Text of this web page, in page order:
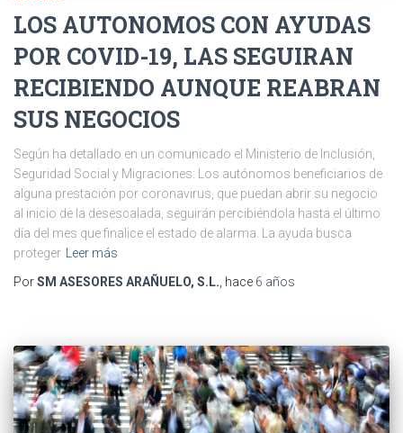
LOS AUTONOMOS CON AYUDAS
POR COVID-19, LAS SEGUIRAN
RECIBIENDO AUNQUE REABRAN
SUS NEGOCIOS
Según ha detallado en un comunicado el Ministerio de Inclusión,
Seguridad Social y Migraciones: Los autónomos beneficiarios de
alguna prestación por coronavirus, que puedan abrir su negocio
al inicio de la desescalada, seguirán percibiéndola hasta el último
día del mes que finalice el estado de alarma. La ayuda busca
proteger Leer más
PorSM ASESORES ARAÑUELO, S.L. , hace 6 años